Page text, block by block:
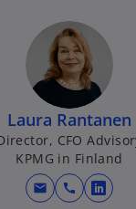
Laura Rantanen
CFO
KPMG in Finland
mail call
o